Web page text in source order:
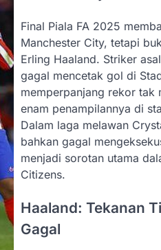
Final Piala FA 2025
Manchester City, tetapi
Erling Haaland. Striker
gagal mencetak gol di
memperpanjang rekor tak
enam penampilannya di
Dalam laga melawan
bahkan gagal
menjadi sorotan utama
Citizens.
Haaland: Tekanan
Gagal